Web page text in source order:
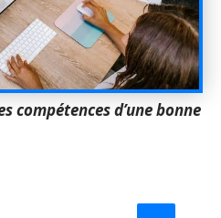
compétences d’une bonne